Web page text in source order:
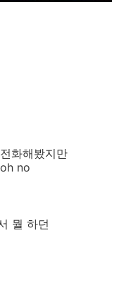
화해봤지만
no
뭘 하던